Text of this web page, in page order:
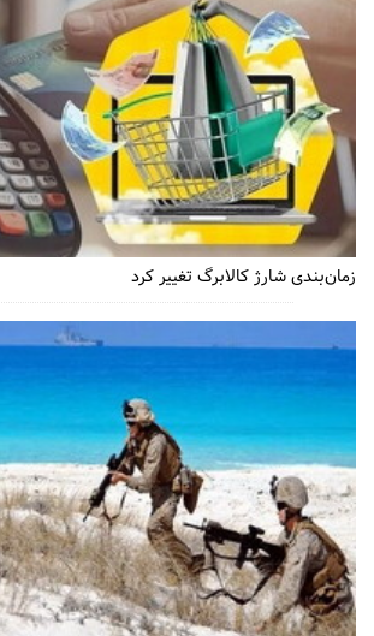
زمان‌بندی شارژ کالابرگ تغییر کرد